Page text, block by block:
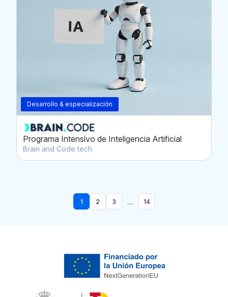
Desarrollo & especialización
Programa Intensivo de Inteligencia Artificial
Brain and Code tech
1 2 3 ... 14